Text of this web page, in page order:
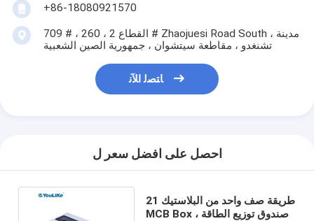
+86-18080921570
709 # ، القطاع 2 ، 260 # Zhaojuesi Road South ، مدينة
تشنغدو ، مقاطعة سيتشوان ، جمهورية الصين الشعبية
ﺎﺘﺼﻟ ﺍﻶﻧ
احصل على افضل سعر ل
21 طريقة صف واحد من البلاستيك
MCB Box ، صندوق توزيع الطاقة